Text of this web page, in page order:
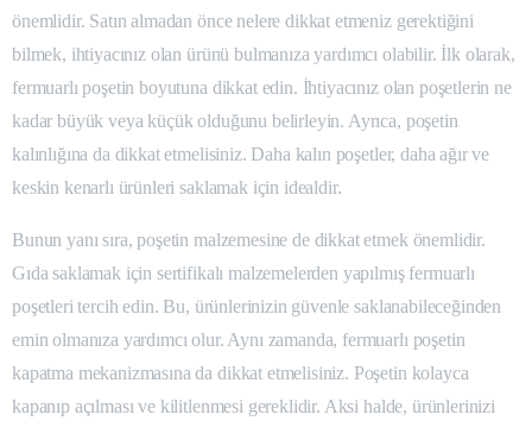
önemlidir. Satın almadan önce nelere dikkat etmeniz gerektiğini
bilmek, ihtiyacınız olan ürünü bulmanıza yardımcı olabilir. İlk olarak,
fermuarlı poşetin boyutuna dikkat edin. İhtiyacınız olan poşetlerin ne
kadar büyük veya küçük olduğunu belirleyin. Ayrıca, poşetin
kalınlığına da dikkat etmelisiniz. Daha kalın poşetler, daha ağır ve
keskin kenarlı ürünleri saklamak için idealdir.
Bunun yanı sıra, poşetin malzemesine de dikkat etmek önemlidir.
Gıda saklamak için sertifikalı malzemelerden yapılmış fermuarlı
poşetleri tercih edin. Bu, ürünlerinizin güvenle saklanabileceğinden
emin olmanıza yardımcı olur. Aynı zamanda, fermuarlı poşetin
kapatma mekanizmasına da dikkat etmelisiniz. Poşetin kolayca
kapanıp açılması ve kilitlenmesi gereklidir. Aksi halde, ürünlerinizi